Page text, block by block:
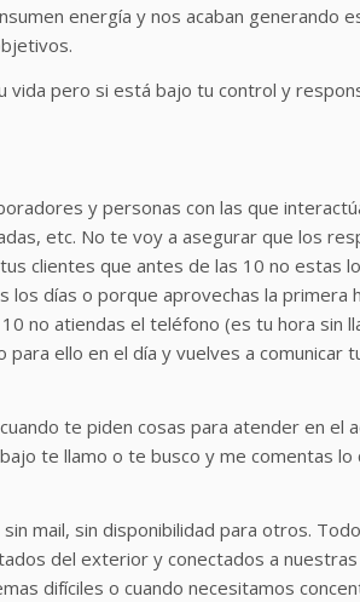
energía y nos acaban generando
pero si está bajo tu control y
y personas con las que
etc. No te voy a asegurar que los
clientes que antes de las 10 no estas
días o porque aprovechas la primera
no atiendas el teléfono (es tu hora sin
ello en el día y vuelves a comunicar
te piden cosas para atender en el
te llamo o te busco y me comentas lo
mail, sin disponibilidad para otros.
del exterior y conectados a
difíciles o cuando necesitamos